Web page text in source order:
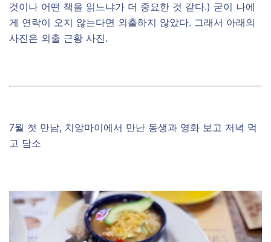
것이나 어떤 책을 읽느냐가 더 중요한 것 같다.) 굳이 나에
게 연락이 오지 않는다면 외출하지 않았다. 그래서 아래의
사진은 외출 근황 사진.
7월 첫 만남, 치앙마이에서 만난 동생과 영화 보고 저녁 먹
고 담소